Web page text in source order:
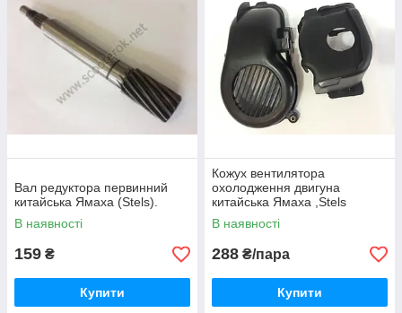
Вал редуктора первинний
китайська Ямаха (Stels).
В наявності
159 ₴
Купити
Кожух вентилятора
охолодження двигуна
китайська Ямаха ,Stels
В наявності
288 ₴/пара
Купити